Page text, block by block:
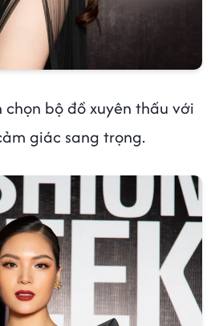
chọn bộ đồ xuyên thấu với
giác sang trọng.